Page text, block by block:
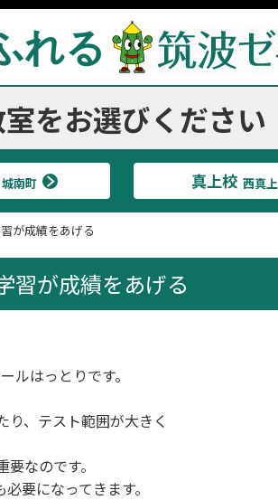
れる
をお選びください
城南町 真上校 西真上
が成績をあげる
習が成績をあげる
ルはっとりです。
、テスト範囲が大きく
なのです。
要になってきます。